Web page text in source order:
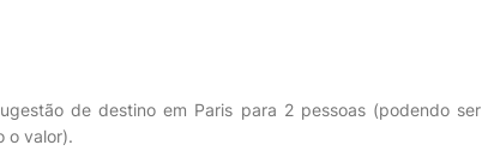
de destino em Paris para 2 pessoas (podendo ser
o valor).